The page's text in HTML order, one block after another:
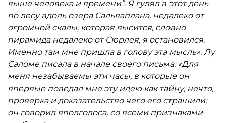
выше человека и времени”. Я гулял в этот день
по лесу вдоль озера Сальваплана, недалеко от
огромной скалы, которая высится, словно
пирамида недалеко от Сюрлея, я остановился.
Именно там мне пришла в голову эта мысль». Лу
Саломе писала в начале своего письма: «Для
меня незабываемы эти часы, в которые он
впервые поведал мне эту идею как тайну, нечто,
проверка и доказательство чего его страшили;
он говорил вполголоса, со всеми признаками